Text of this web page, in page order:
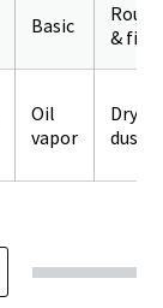
Basic
Rough
& fine
Oil
vapor
Dry
dust